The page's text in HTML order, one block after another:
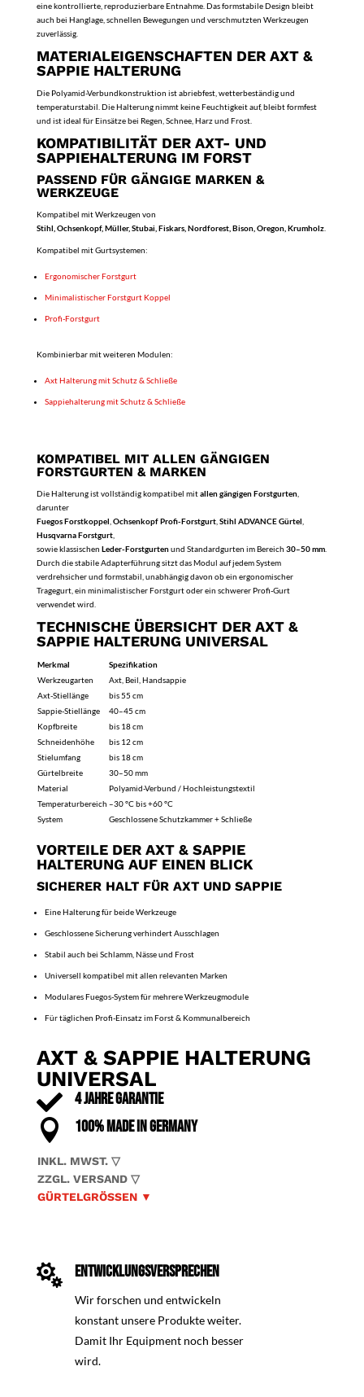
eine kontrollierte, reproduzierbare Entnahme. Das formstabile Design bleibt
auch bei Hanglage, schnellen Bewegungen und verschmutzten Werkzeugen
zuverlässig.
MATERIALEIGENSCHAFTEN DER AXT &
SAPPIE HALTERUNG
Die Polyamid-Verbundkonstruktion ist abriebfest, wetterbeständig und
temperaturstabil. Die Halterung nimmt keine Feuchtigkeit auf, bleibt formfest
und ist ideal für Einsätze bei Regen, Schnee, Harz und Frost.
KOMPATIBILITÄT DER AXT- UND
SAPPIEHALTERUNG IM FORST
PASSEND FÜR GÄNGIGE MARKEN &
WERKZEUGE
Kompatibel mit Werkzeugen von
Stihl, Ochsenkopf, Müller, Stubai, Fiskars, Nordforest, Bison, Oregon, Krumholz.
Kompatibel mit Gurtsystemen:
Ergonomischer Forstgurt
Minimalistischer Forstgurt Koppel
Profi-Forstgurt
Kombinierbar mit weiteren Modulen:
Axt Halterung mit Schutz & Schließe
Sappiehalterung mit Schutz & Schließe
KOMPATIBEL MIT ALLEN GÄNGIGEN
FORSTGURTEN & MARKEN
Die Halterung ist vollständig kompatibel mitallen gängigen Forstgurten,
darunter
Fuegos Forstkoppel Ochsenkopf Profi-Forstgurt, Stihl ADVANCE Gürtel
Husqvarna Forstgurt,
sowie klassischen Leder-Forstgurtenund Standardgurten im Bereich 30–50 mm.
Durch die stabile Adapterführung sitzt das Modul auf jedem System
verdrehsicher und formstabil, unabhängig davon ob ein ergonomischer
Tragegurt, ein minimalistischer Forstgurt oder ein schwerer Profi-Gurt
verwendet wird.
TECHNISCHE ÜBERSICHT DER AXT &
SAPPIE HALTERUNG UNIVERSAL
Merkmal
Spezifikation
Werkzeugarten
Axt, Beil, Handsappie
Axt-Stiellänge
bis 55 cm
Sappie-Stiellänge
40–45 cm
Kopfbreite
bis 18 cm
Schneidenhöhe
bis 12 cm
Stielumfang
bis 18 cm
Gürtelbreite
30–50 mm
Material
Polyamid-Verbund / Hochleistungstextil
Temperaturbereich –30 °C bis +60 °C
System
Geschlossene Schutzkammer + Schließe
VORTEILE DER AXT & SAPPIE
HALTERUNG AUF EINEN BLICK
SICHERER HALT FÜR AXT UND SAPPIE
Eine Halterung für beide Werkzeuge
Geschlossene Sicherung verhindert Ausschlagen
Stabil auch bei Schlamm, Nässe und Frost
Universell kompatibel mit allen relevanten Marken
Modulares Fuegos-System für mehrere Werkzeugmodule
Für täglichen Profi-Einsatz im Forst & Kommunalbereich
AXT & SAPPIE HALTERUNG
UNIVERSAL
 4 JAHRE GARANTIE
 100% MADE IN GERMANY
INKL. MWST. ▽
ZZGL. VERSAND ▽
GÜRTELGRÖSSEN ▼
 ENTWICKLUNGSVERSPRECHEN
Wir forschen und entwickeln
konstant unsere Produkte weiter.
Damit Ihr Equipment noch besser
wird.